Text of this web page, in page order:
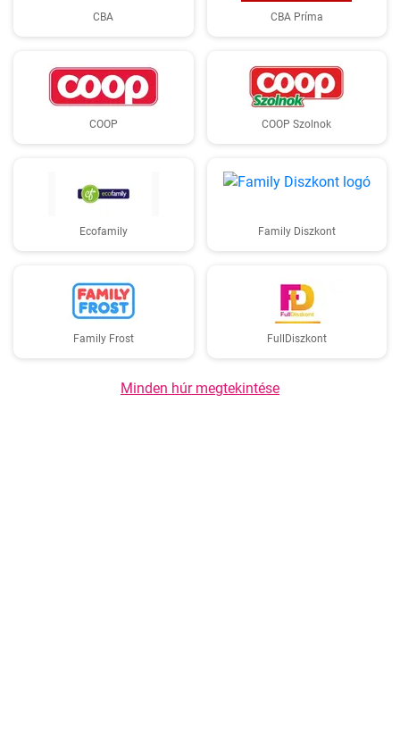
CBA CBA Príma
COOP COOP Szolnok
Ecofamily Family Diszkont
Family Frost FullDiszkont
Minden húr megtekintése